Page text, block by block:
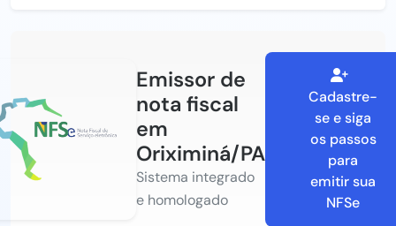
Emissor de
nota fiscal
em
Oriximiná/PA
Sistema integrado
e homologado
Cadastre-
se e siga
os passos
para
emitir sua
NFSe